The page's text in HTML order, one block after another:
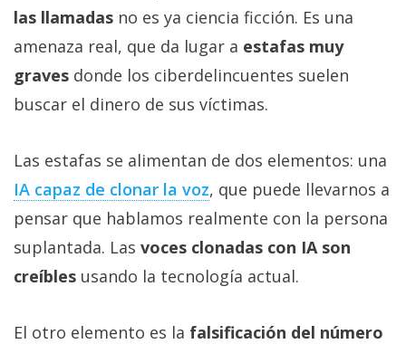
las llamadas no es ya ciencia ficción. Es una
amenaza real, que da lugar a estafas muy
graves donde los ciberdelincuentes suelen
buscar el dinero de sus víctimas.
Las estafas se alimentan de dos elementos: una
IA capaz de clonar la voz‎, que puede llevarnos a
pensar que hablamos realmente con la persona
suplantada. Las voces clonadas con IA son
creíbles usando la tecnología actual.
El otro elemento es la falsificación del número